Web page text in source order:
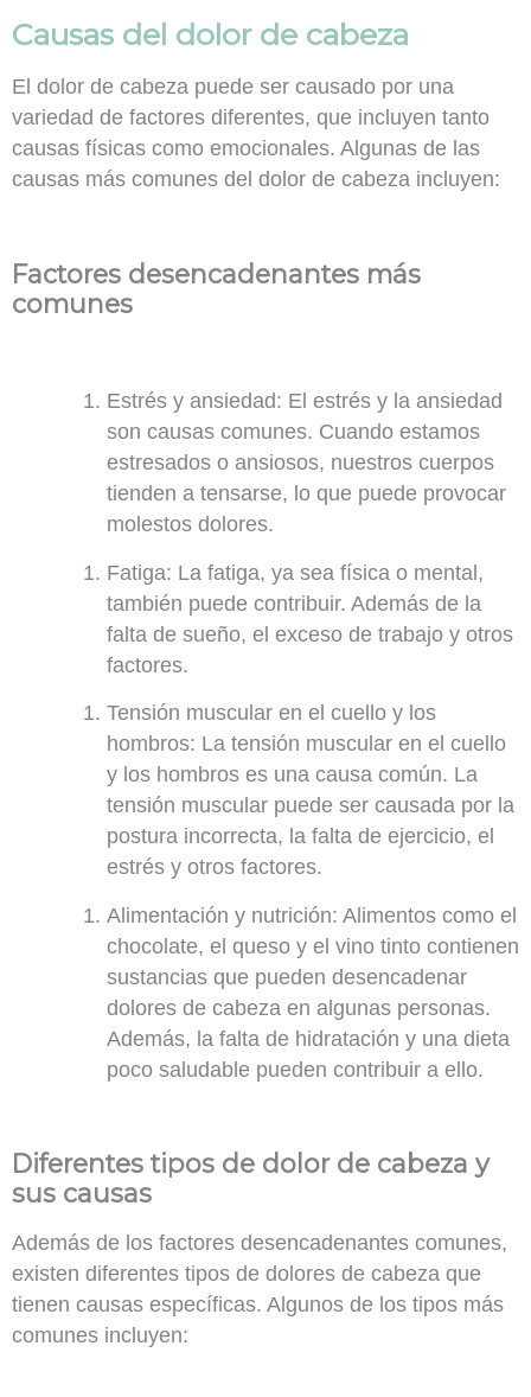
Causas del dolor de cabeza
El dolor de cabeza puede ser causado por una
variedad de factores diferentes, que incluyen tanto
causas físicas como emocionales. Algunas de las
causas más comunes del dolor de cabeza incluyen:
Factores desencadenantes más
comunes
Estrés y ansiedad: El estrés y la ansiedad
son causas comunes. Cuando estamos
estresados o ansiosos, nuestros cuerpos
tienden a tensarse, lo que puede provocar
molestos dolores.
Fatiga: La fatiga, ya sea física o mental,
también puede contribuir. Además de la
falta de sueño, el exceso de trabajo y otros
factores.
Tensión muscular en el cuello y los
hombros: La tensión muscular en el cuello
y los hombros es una causa común. La
tensión muscular puede ser causada por la
postura incorrecta, la falta de ejercicio, el
estrés y otros factores.
Alimentación y nutrición: Alimentos como el
chocolate, el queso y el vino tinto contienen
sustancias que pueden desencadenar
dolores de cabeza en algunas personas.
Además, la falta de hidratación y una dieta
poco saludable pueden contribuir a ello.
Diferentes tipos de dolor de cabeza y
sus causas
Además de los factores desencadenantes comunes,
existen diferentes tipos de dolores de cabeza que
tienen causas específicas. Algunos de los tipos más
comunes incluyen: